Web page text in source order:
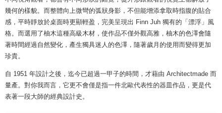
幾何的樣貌。而整體向上微彎的弧狀身影，不但能增添拿取時指腹的貼合
感，平時靜放於桌面時更顯輕盈，完美呈現出 Finn Juh 獨有的「漂浮」風
格。而選用了柚木這種高級木材，使作品不僅外觀高雅，柚木的色澤會隨
著時間經過自然變化，產生獨具迷人的色澤，隨著歲月的使用而變得更加
珍貴。
自 1951 年設計之後，迄今已超過一甲子的時間，才藉由 Architectmade 而
量產。對你我而言，它更不會僅是指一件北歐代表性的器皿作品，更是代
表著一段大師的經典設計史。